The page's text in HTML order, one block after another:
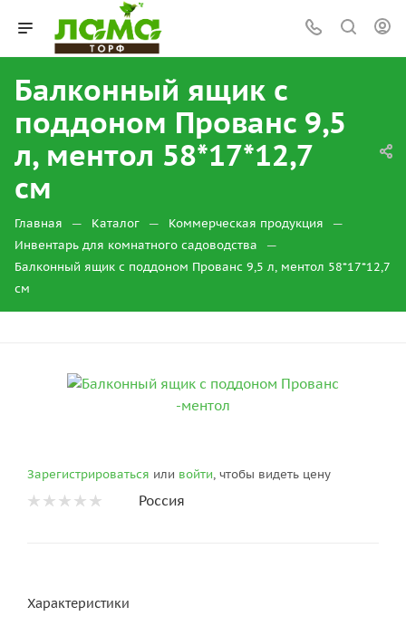
Балконный ящик с
поддоном Прованс 9,5
л, ментол 58*17*12,7
см
Главная — Каталог — Коммерческая продукция —
Инвентарь для комнатного садоводства —
Балконный ящик с поддоном Прованс 9,5 л, ментол 58*17*12,7
см
Зарегистрироваться или войти, чтобы видеть цену
Россия
Характеристики